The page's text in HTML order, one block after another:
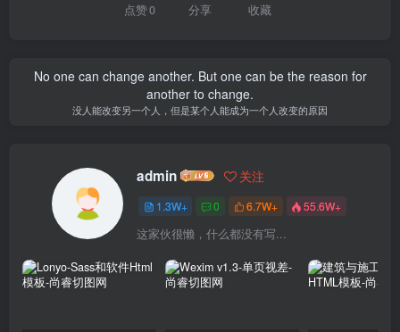
点赞0 分享 收藏
No one can change another. But one can be the reason for
another to change.
没人能改变另一个人，但是某个人能成为一个人改变的原因
admin 关注
1.3W+ 0 6.7W+ 55.6W+
这家伙很懒，什么都没有写...